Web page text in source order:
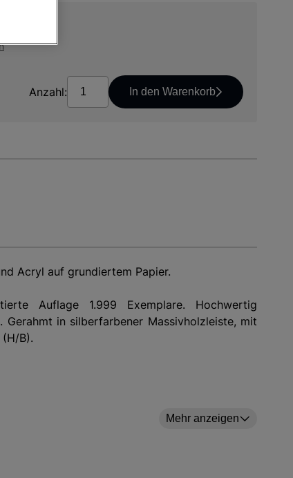
Anzahl: In den Warenkorb
Acryl auf grundiertem Papier.
Auflage 1.999 Exemplare. Hochwertig
in silberfarbener Massivholzleiste, mit
B).
oder zu veröffentlichen. Zuwiderhandlungen
Mehr anzeigen